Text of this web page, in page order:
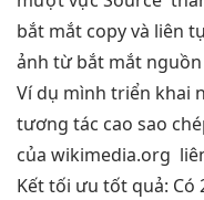
bắt mắt copy và liên
ảnh từbắt mắt
Ví dụ mình triển khai
tương tác cao sao
của wikimedia.org
Kếttối ưu tốt quả: Có